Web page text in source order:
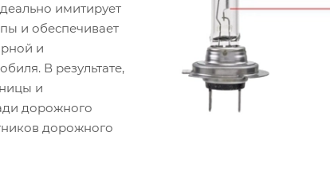
имитирует
и обеспечивает
и
В результате,
и
дорожного
дорожного